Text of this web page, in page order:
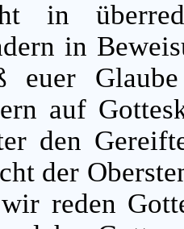
in
in
euer
auf
den
der
reden